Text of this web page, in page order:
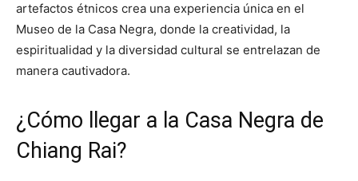
artefactos étnicos crea una experiencia única en el
Museo de la Casa Negra, donde la creatividad, la
espiritualidad y la diversidad cultural se entrelazan de
manera cautivadora.
¿Cómo llegar a la Casa Negra de
Chiang Rai?